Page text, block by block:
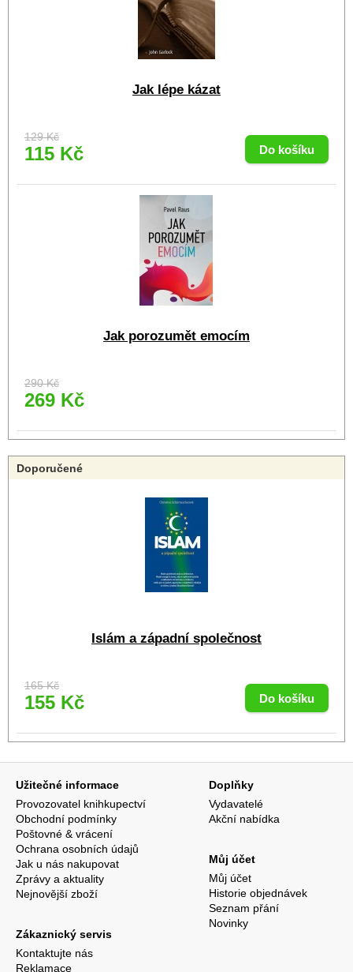
Jak lépe kázat
129 Kč
115 Kč
Jak porozumět emocím
290 Kč
269 Kč
Doporučené
Islám a západní společnost
165 Kč
155 Kč
Užitečné informace
Provozovatel knihkupectví
Obchodní podmínky
Poštovné & vrácení
Ochrana osobních údajů
Jak u nás nakupovat
Zprávy a aktuality
Nejnovější zboží
Zákaznický servis
Kontaktujte nás
Reklamace
Doplňky
Vydavatelé
Akční nabídka
Můj účet
Můj účet
Historie objednávek
Seznam přání
Novinky